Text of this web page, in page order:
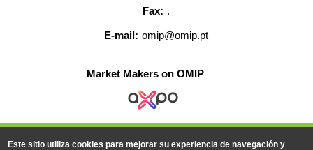
Fax: .
E-mail: omip@omip.pt
Market Makers on OMIP
AYUDA CONTACTO EMPLEO MAPA WEB
Este sitio utiliza cookies para mejorar su experiencia de navegación y